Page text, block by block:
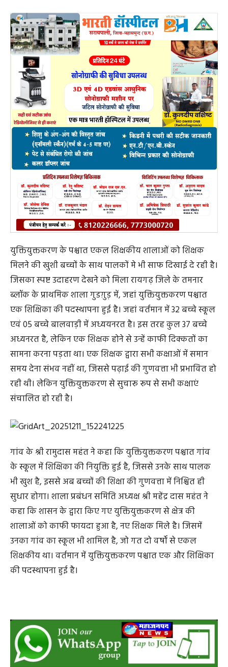
युक्तियुक्तकरण के पश्चात एकल शिक्षकीय शालाओं को शिक्षक
मिलने की खुशी बच्चों के साथ पालकों मे भी साफ दिखाई दे रही है।
जिसका स्पष्ट उदाहरण देखने को मिला रायगढ़ जिले के तमनार
ब्लॉक के प्राथमिक शाला गुडग़ुड़ में, जहां युक्तियुक्तकरण पश्चात
एक शिक्षिका की पदस्थापना हुई है। जहां वर्तमान में 32 बच्चे स्कूल
एवं 05 बच्चे बालवाड़ी में अध्ययनरत है। इस तरह कुल 37 बच्चे
अध्यनरत है, लेकिन एक शिक्षक होने से उन्हें काफी दिक्कतों का
सामना करना पड़ता था। एक शिक्षक द्वारा सभी कक्षाओं में समान
समय देना संभव नहीं था, जिससे पढ़ाई की गुणवत्ता भी प्रभावित हो
रही थी। लेकिन युक्तियुक्तकरण से सुचारू रूप से सभी कक्षाएं
संचालित हो रही है।
गांव के श्री रामुदास महंत ने कहा कि युक्तियुक्तकरण पश्चात गांव
के स्कूल में शिक्षिका की नियुक्ति हुई है, जिससे उनके साथ पालक
भी खुश है, इससे अब बच्चों की शिक्षा की गुणवत्ता में निश्चित ही
सुधार होगा। शाला प्रबंधन समिति अध्यक्ष श्री महेंद्र दास महंत ने
कहा कि शासन के द्वारा किए गए युक्तियुक्तकरण से क्षेत्र की
शालाओं को काफी फायदा हुआ है, नए शिक्षक मिले है। जिसमें
उनका गांव का स्कूल भी शामिल है, जो गत दो वर्षों से एकल
शिक्षकीय था। वर्तमान में युक्तियुक्तकरण पश्चात एक और शिक्षिका
की पदस्थापना हुई है।